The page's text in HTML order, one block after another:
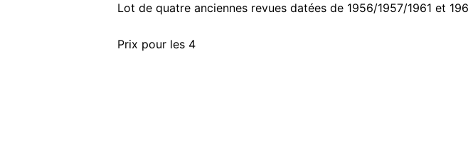
Lot de quatre anciennes revues datées de 1956/1957/1961 et
Prix pour les 4